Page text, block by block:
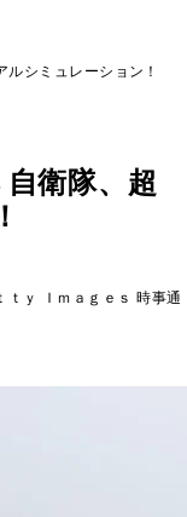
シミュレーション！
衛隊、超
ｙ Ｉｍａｇｅｓ 時事通